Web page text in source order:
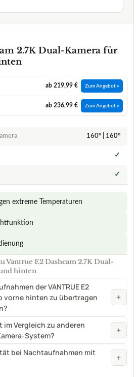
2.7K Dual-Kamera für
ab 219,99 € Zum Angebot »
ab 236,99 € Zum Angebot »
160° | 160°
✓
✓
extreme Temperaturen
Vantrue E2 Dashcam 2.7K Dual-
hinten
der VANTRUE E2
vorne hinten zu übertragen
+
Vergleich zu anderen
System?
+
bei Nachtaufnahmen mit
+